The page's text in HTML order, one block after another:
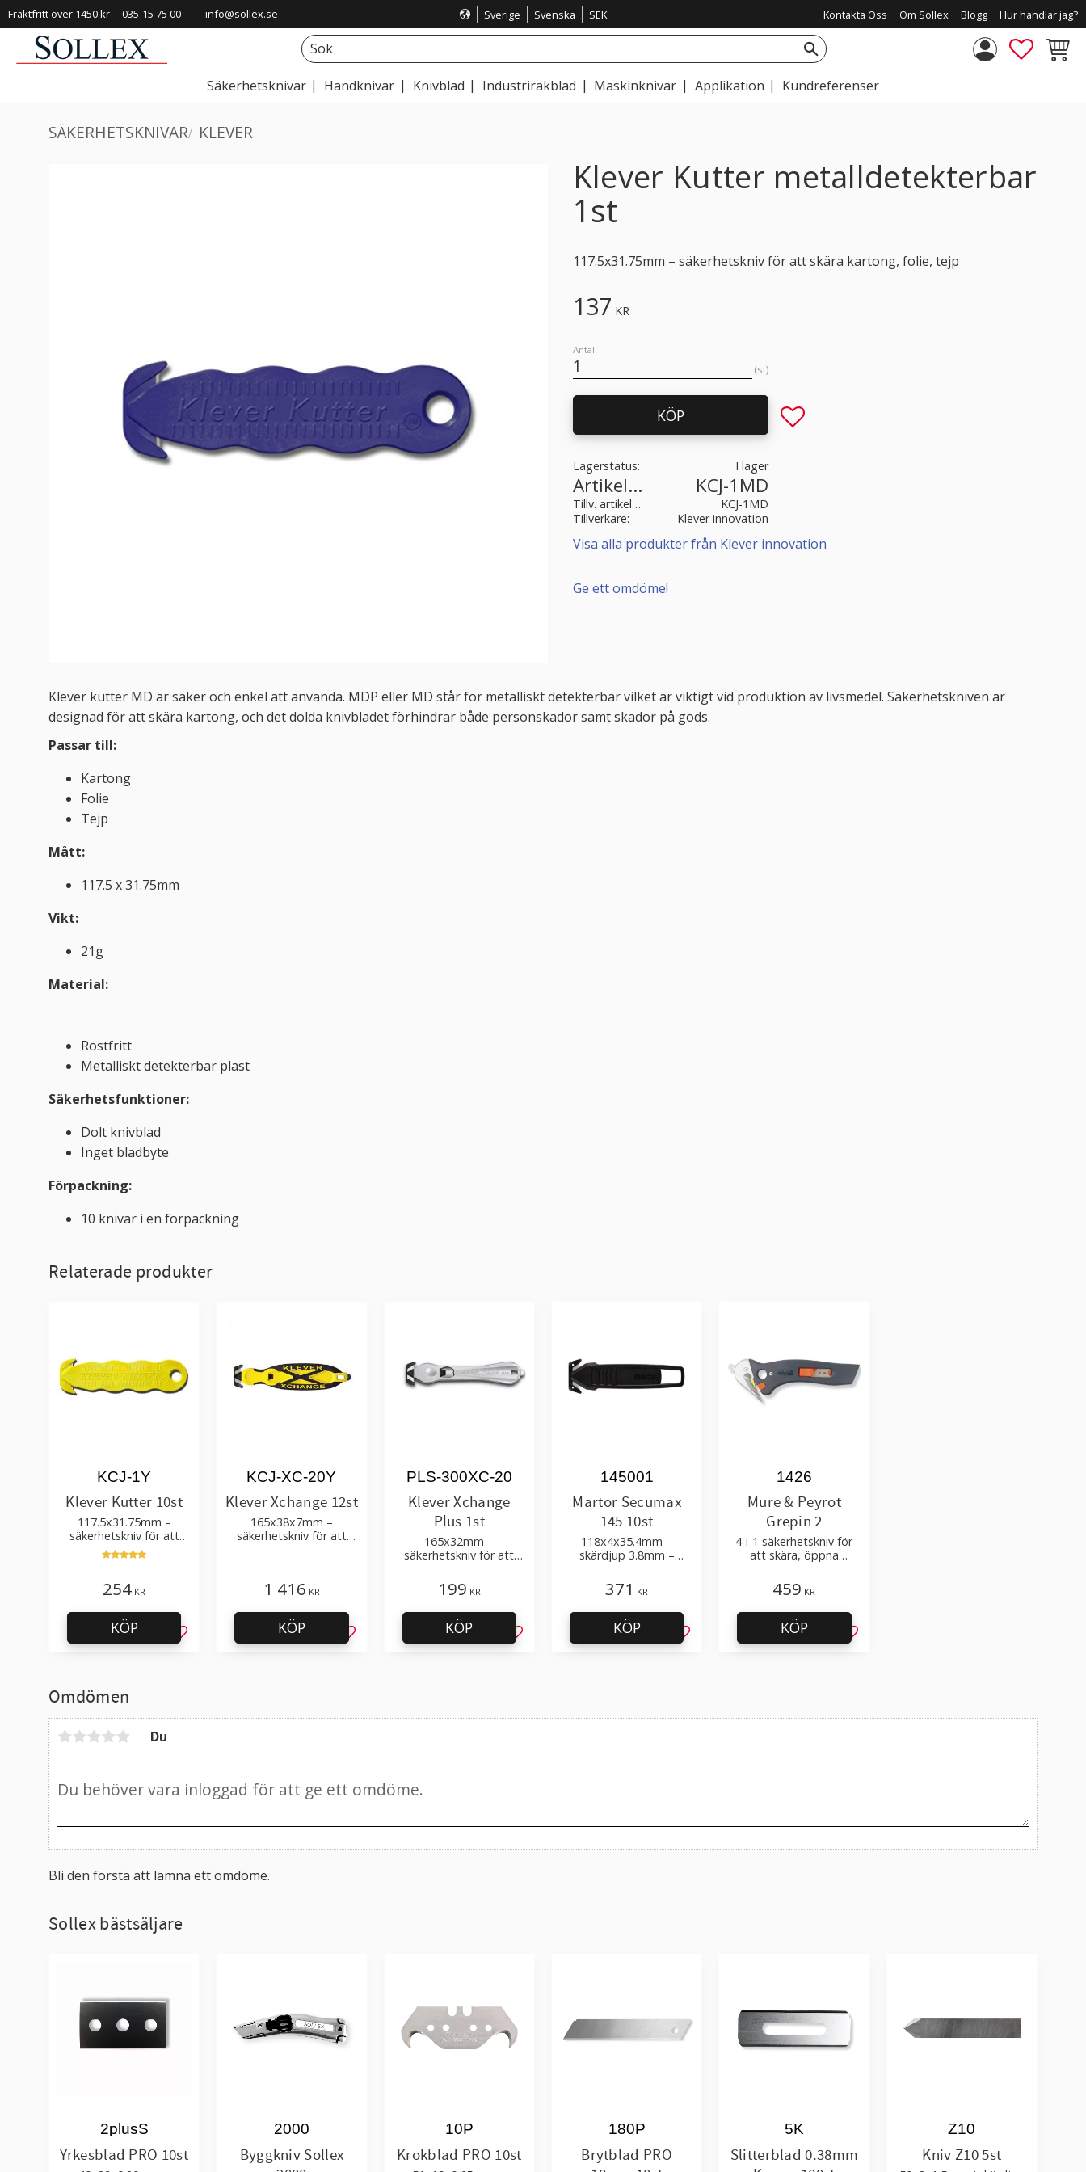
Fraktfritt över 1450 kr 035-15 75 00 info@sollex.se Sverige Svenska SEK Kontakta Oss Om Sollex Blogg Hur handlar jag?
Säkerhetsknivar Handknivar Knivblad Industrirakblad Maskinknivar Applikation Kundreferenser
SÄKERHETSKNIVAR KLEVER
Klever Kutter metalldetekterbar
1st
117.5x31.75mm – säkerhetskniv för att skära kartong, folie, tejp
137 KR
Antal
st
KÖP Lägg till i favoriter
Lagerstatus I lager
Artikelnr KCJ-1MD
Tillv. artikelnr
KCJ-1MD
Tillverkare
Klever innovation
Visa alla produkter från Klever innovation
Ge ett omdöme!
Klever kutter MD är säker och enkel att använda. MDP eller MD står för metalliskt detekterbar vilket är viktigt vid produktion av livsmedel. Säkerhetskniven är
designad för att skära kartong, och det dolda knivbladet förhindrar både personskador samt skador på gods.
Passar till:
Kartong
Folie
Tejp
Mått:
117.5 x 31.75mm
Vikt:
21g
Material:
Rostfritt
Metalliskt detekterbar plast
Säkerhetsfunktioner:
Dolt knivblad
Inget bladbyte
Förpackning:
10 knivar i en förpackning
Omdömen
Du
Bli den första att lämna ett omdöme.
Relaterade produkter
Klever Kutter 10st
117.5x31.75mm –
säkerhetskniv för att
skära upp lådor och
paket
KCJ-1Y
254 KR
Lägg till i favoriter
KÖP
Klever Xchange 12st
165x38x7mm –
säkerhetskniv för att
KCJ-XC-20Y
1 416 KR
Lägg till i favoriter
KÖP
Klever Xchange
Plus 1st
165x32mm –
säkerhetskniv för att
förpackningar, folie, tejp
PLS-300XC-20
199 KR
Lägg till i favoriter
KÖP
Martor Secumax
145 10st
118x4x35.4mm –
skärdjup 3.8mm –
145001
371 KR
Lägg till i favoriter
KÖP
Mure & Peyrot
Grepin 2
4-i-1 säkerhetskniv för
att skära, öppna
1426
459 KR
Lägg till i favoriter
KÖP
Sollex bästsäljare
Yrkesblad PRO 10st
2plusS
Byggkniv Sollex
2000
Krokblad PRO 10st
10P
Brytblad PRO
180P
Slitterblad 0.38mm
5K
Kniv Z10 5st
Z10